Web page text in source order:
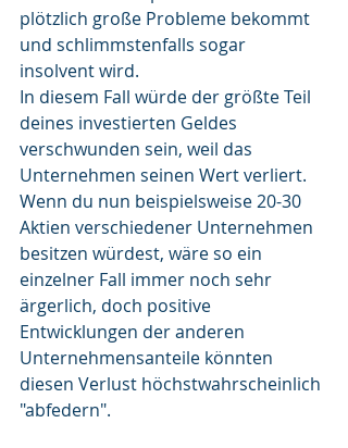
plötzlich große Probleme bekommt
und schlimmstenfalls sogar
insolvent wird.
In diesem Fall würde der größte Teil
deines investierten Geldes
verschwunden sein, weil das
Unternehmen seinen Wert verliert.
Wenn du nun beispielsweise 20-30
Aktien verschiedener Unternehmen
besitzen würdest, wäre so ein
einzelner Fall immer noch sehr
ärgerlich, doch positive
Entwicklungen der anderen
Unternehmensanteile könnten
diesen Verlust höchstwahrscheinlich
"abfedern".